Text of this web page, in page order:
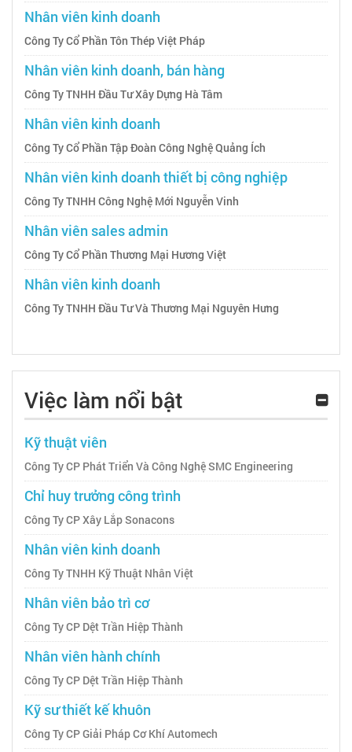
Nhân viên kinh doanh
Công Ty Cổ Phần Tôn Thép Việt Pháp
Nhân viên kinh doanh, bán hàng
Công Ty TNHH Đầu Tư Xây Dựng Hà Tâm
Nhân viên kinh doanh
Công Ty Cổ Phần Tập Đoàn Công Nghệ Quảng Ích
Nhân viên kinh doanh thiết bị công nghiệp
Công Ty TNHH Công Nghệ Mới Nguyễn Vinh
Nhân viên sales admin
Công Ty Cổ Phần Thương Mại Hương Việt
Nhân viên kinh doanh
Công Ty TNHH Đầu Tư Và Thương Mại Nguyên Hưng
Việc làm nổi bật
Kỹ thuật viên
Công Ty CP Phát Triển Và Công Nghệ SMC Engineering
Chỉ huy trưởng công trình
Công Ty CP Xây Lắp Sonacons
Nhân viên kinh doanh
Công Ty TNHH Kỹ Thuật Nhân Việt
Nhân viên bảo trì cơ
Công Ty CP Dệt Trần Hiệp Thành
Nhân viên hành chính
Công Ty CP Dệt Trần Hiệp Thành
Kỹ sư thiết kế khuôn
Công Ty CP Giải Pháp Cơ Khí Automech